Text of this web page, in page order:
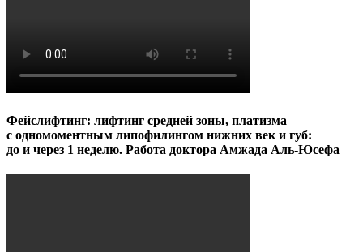
Фейслифтинг: лифтинг средней зоны, платизма
с одномоментным липофилингом нижних век и губ:
до и через 1 неделю. Работа доктора Амжада Аль-Юсефа